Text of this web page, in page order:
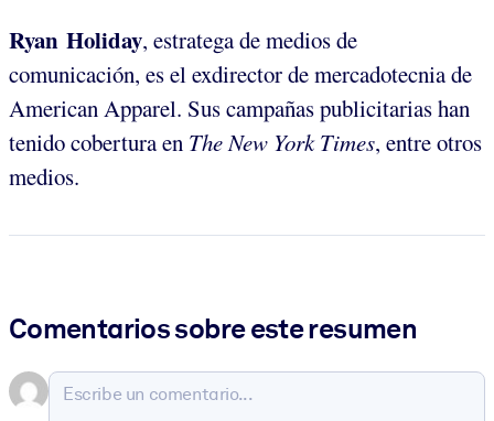
Ryan Holiday, estratega de medios de
comunicación, es el exdirector de mercadotecnia de
American Apparel. Sus campañas publicitarias han
tenido cobertura en TheNew York Times, entre otros
medios.
Comentarios sobre este resumen